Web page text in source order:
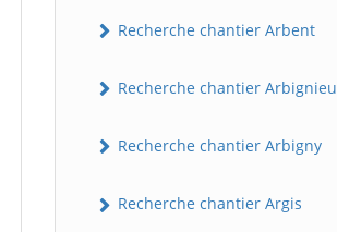
Recherche chantier Arbent
Recherche chantier Arbignieu
Recherche chantier Arbigny
Recherche chantier Argis